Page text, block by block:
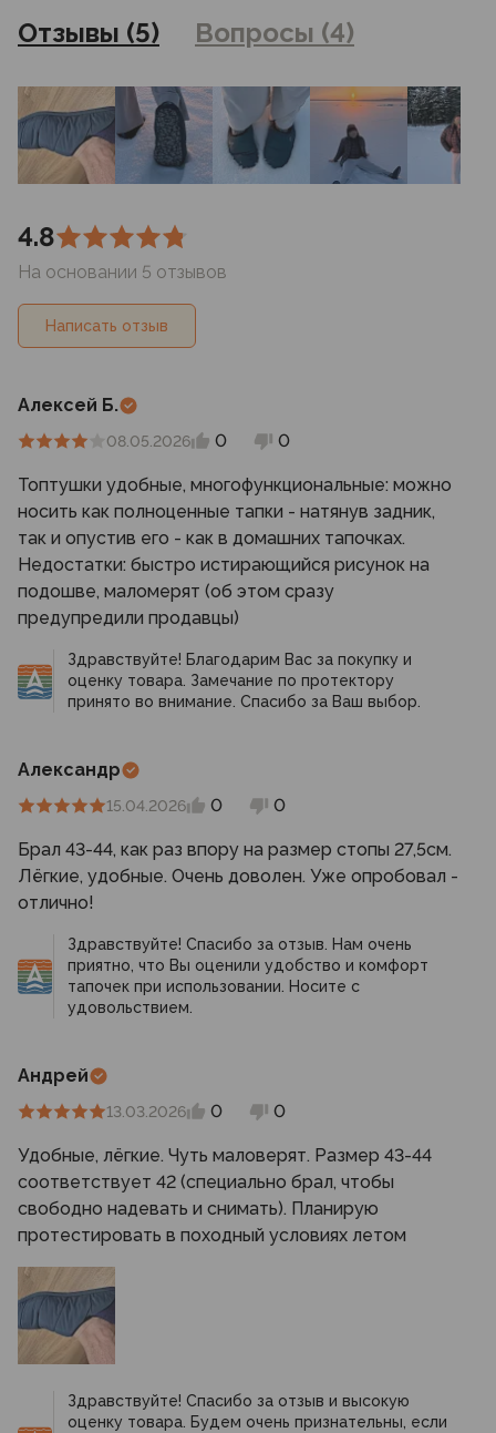
магазинах
Отзывы (5) Вопросы (4)
4.8
На основании 5 отзывов
Написать отзыв
Алексей Б.
08.05.2026 0 0
Топтушки удобные, многофункциональные: можно
носить как полноценные тапки - натянув задник,
так и опустив его - как в домашних тапочках.
Недостатки: быстро истирающийся рисунок на
подошве, маломерят (об этом сразу
предупредили продавцы)
Здравствуйте! Благодарим Вас за покупку и
оценку товара. Замечание по протектору
принято во внимание. Спасибо за Ваш выбор.
Александр
15.04.2026 0 0
Брал 43-44, как раз впору на размер стопы 27,5см.
Лёгкие, удобные. Очень доволен. Уже опробовал -
отлично!
Здравствуйте! Спасибо за отзыв. Нам очень
приятно, что Вы оценили удобство и комфорт
тапочек при использовании. Носите с
удовольствием.
Андрей
13.03.2026 0 0
Удобные, лёгкие. Чуть маловерят. Размер 43-44
соответствует 42 (специально брал, чтобы
свободно надевать и снимать). Планирую
протестировать в походный условиях летом
Здравствуйте! Спасибо за отзыв и высокую
оценку товара. Будем очень признательны, если